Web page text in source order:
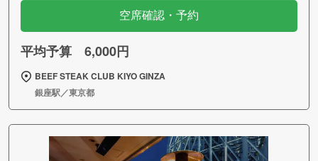
空席確認・予約
平均予算 6,000円
BEEF STEAK CLUB KIYO GINZA
銀座駅／東京都